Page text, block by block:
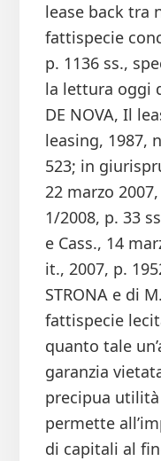
lease back tra
fattispecie
p. 1136 ss.,
la lettura oggi
DE NOVA, Il
leasing, 1987,
523; in
22 marzo
1/2008, p. 33
e Cass., 14
it., 2007, p.
STRONA e di
fattispecie
quanto tale
garanzia
precipua
permette
di capitali al